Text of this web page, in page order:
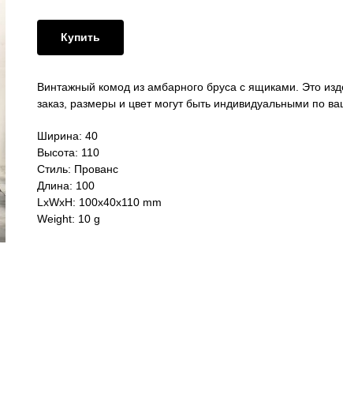
Купить
Винтажный комод из амбарного бруса с ящиками. Это
заказ, размеры и цвет могут быть индивидуальными по
Ширина: 40
Высота: 110
Стиль: Прованс
Длина: 100
LxWxH: 100x40x110 mm
Weight: 10 g